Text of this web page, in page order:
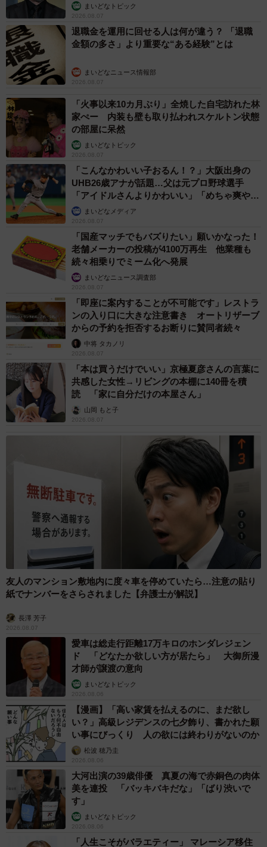
まいどなトピック
2026.08.07
退職金を運用に回せる人は何が違う？ 「退職
金額の多さ」より重要な“ある経験”とは
まいどなニュース情報部
2026.08.07
「火事以来10カ月ぶり」全焼した自宅訪れた林
家ぺー 内装も壁も取り払われスケルトン状態
の部屋に呆然
まいどなトピック
2026.08.07
「こんなかわいい子おるん！？」大阪出身の
UHB26歳アナが話題…父は元プロ野球選手
「アイドルさんよりかわいい」「めちゃ爽や
か」まいどなメディア
2026.08.07
「国産マッチでもバズりたい」願いかなった！
老舗メーカーの投稿が4100万再生 他業種も
続々相乗りでミーム化へ発展
まいどなニュース調査部
2026.08.07
「即座に案内することが不可能です」レストラ
ンの入り口に大きな注意書き オートリザーブ
からの予約を拒否するお断りに賛同者続々
中将 タカノリ
2026.08.07
「本は買うだけでいい」京極夏彦さんの言葉に
共感した女性→リビングの本棚に140冊を積
読 「家に自分だけの本屋さん」
山岡 もと子
2026.08.07
友人のマンション敷地内に度々車を停めていたら…注意の貼り
紙でナンバーをさらされました【弁護士が解説】
長澤 芳子
2026.08.07
愛車は総走行距離17万キロのホンダレジェン
ド 「どなたか欲しい方が居たら」 大御所漫
才師が譲渡の意向
まいどなトピック
2026.08.06
【漫画】「高い家賃を払えるのに、まだ欲し
い？」高級レジデンスの七夕飾り、書かれた願
い事にびっくり 人の欲には終わりがないのか
松波 穂乃圭
2026.08.06
大河出演の39歳俳優 真夏の海で赤銅色の肉体
美を連投 「バッキバキだな」「ばり渋いで
す」
まいどなトピック
2026.08.06
「人生こそがバラエティー」 マレーシア移住